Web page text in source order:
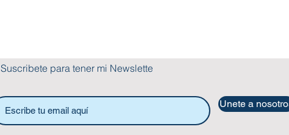
Suscribete para tener mi Newsletter
Unete a